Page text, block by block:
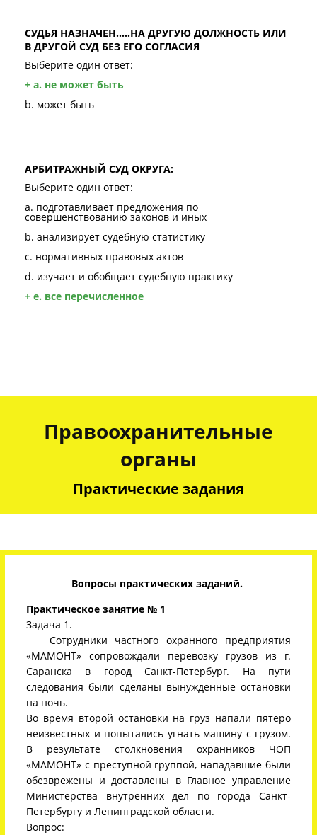
СУДЬЯ НАЗНАЧЕН…..НА ДРУГУЮ ДОЛЖНОСТЬ ИЛИ
В ДРУГОЙ СУД БЕЗ ЕГО СОГЛАСИЯ
Выберите один ответ:
+ a. не может быть
b. может быть
АРБИТРАЖНЫЙ СУД ОКРУГА:
Выберите один ответ:
a. подготавливает предложения по
совершенствованию законов и иных
b. анализирует судебную статистику
c. нормативных правовых актов
d. изучает и обобщает судебную практику
+ e. все перечисленное
Правоохранительные
органы
Практические задания
Вопросы практических заданий.
Практическое занятие № 1
Задача 1.
Сотрудники частного охранного предприятия
«МАМОНТ» сопровождали перевозку грузов из г.
Саранска в город Санкт-Петербург. На пути
следования были сделаны вынужденные остановки
на ночь.
Во время второй остановки на груз напали пятеро
неизвестных и попытались угнать машину с грузом.
В результате столкновения охранников ЧОП
«МАМОНТ» с преступной группой, нападавшие были
обезврежены и доставлены в Главное управление
Министерства внутренних дел по города Санкт-
Петербургу и Ленинградской области.
Вопрос: